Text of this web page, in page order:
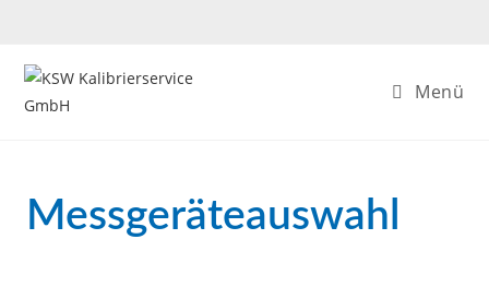
Menü
Messgeräteauswahl